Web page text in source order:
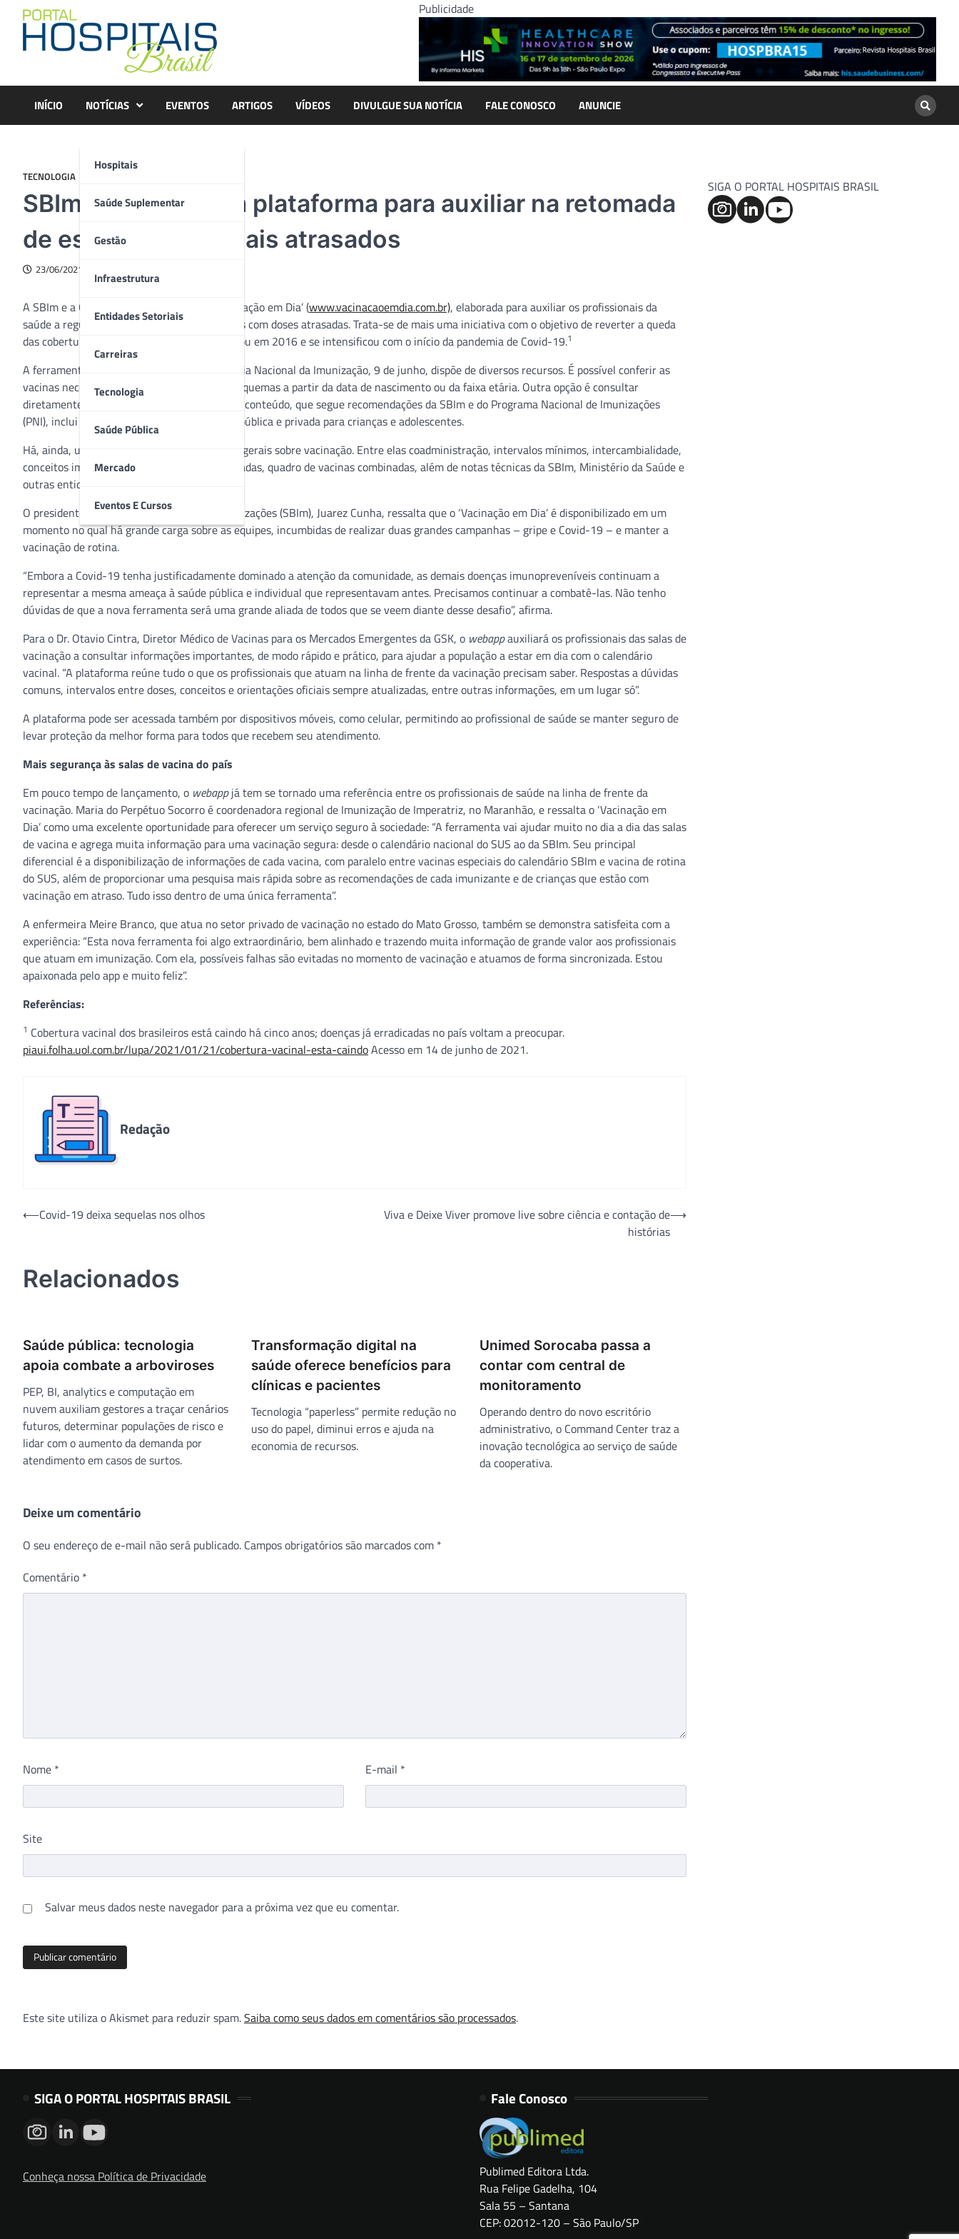
content
Publicidade
INÍCIO NOTÍCIAS
Hospitais
Saúde Suplementar
Gestão
Infraestrutura
Entidades Setoriais
Carreiras
Tecnologia
Saúde Pública
Mercado
Eventos E Cursos
EVENTOS ARTIGOS VÍDEOS DIVULGUE SUA NOTÍCIA FALE CONOSCO ANUNCIE
TECNOLOGIA
SBIm e GSK lançam plataforma para auxiliar na retomada
de esquemas vacinais atrasados
23/06/2021
A SBIm e a GSK lançaram a plataforma ‘Vacinação em Dia’ (www.vacinacaoemdia.com.br), elaborada para auxiliar os profissionais da
saúde a regularizarem a caderneta de pessoas com doses atrasadas. Trata-se de mais uma iniciativa com o objetivo de reverter a queda
das coberturas vacinais no Brasil, que começou em 2016 e se intensificou com o início da pandemia de Covid-19.1
A ferramenta, lançada em comemoração ao Dia Nacional da Imunização, 9 de junho, dispõe de diversos recursos. É possível conferir as
vacinas necessárias e orientações sobre os esquemas a partir da data de nascimento ou da faixa etária. Outra opção é consultar
diretamente pelo nome da vacina desejada. O conteúdo, que segue recomendações da SBIm e do Programa Nacional de Imunizações
(PNI), inclui as vacinas disponíveis nas redes pública e privada para crianças e adolescentes.
Há, ainda, uma seção que reúne informações gerais sobre vacinação. Entre elas coadministração, intervalos mínimos, intercambialidade,
conceitos importantes, vacinas vivas x atenuadas, quadro de vacinas combinadas, além de notas técnicas da SBIm, Ministério da Saúde e
outras entidades.
O presidente da Sociedade Brasileira de Imunizações (SBIm), Juarez Cunha, ressalta que o ‘Vacinação em Dia’ é disponibilizado em um
momento no qual há grande carga sobre as equipes, incumbidas de realizar duas grandes campanhas – gripe e Covid-19 – e manter a
vacinação de rotina.
“Embora a Covid-19 tenha justificadamente dominado a atenção da comunidade, as demais doenças imunopreveníveis continuam a
representar a mesma ameaça à saúde pública e individual que representavam antes. Precisamos continuar a combatê-las. Não tenho
dúvidas de que a nova ferramenta será uma grande aliada de todos que se veem diante desse desafio”, afirma.
Para o Dr. Otavio Cintra, Diretor Médico de Vacinas para os Mercados Emergentes da GSK, o webappauxiliará os profissionais das salas de
vacinação a consultar informações importantes, de modo rápido e prático, para ajudar a população a estar em dia com o calendário
vacinal. “A plataforma reúne tudo o que os profissionais que atuam na linha de frente da vacinação precisam saber. Respostas a dúvidas
comuns, intervalos entre doses, conceitos e orientações oficiais sempre atualizadas, entre outras informações, em um lugar só”.
A plataforma pode ser acessada também por dispositivos móveis, como celular, permitindo ao profissional de saúde se manter seguro de
levar proteção da melhor forma para todos que recebem seu atendimento.
Mais segurança às salas de vacina do país
Em pouco tempo de lançamento, o webappjá tem se tornado uma referência entre os profissionais de saúde na linha de frente da
vacinação. Maria do Perpétuo Socorro é coordenadora regional de Imunização de Imperatriz, no Maranhão, e ressalta o ‘Vacinação em
Dia’ como uma excelente oportunidade para oferecer um serviço seguro à sociedade: “A ferramenta vai ajudar muito no dia a dia das salas
de vacina e agrega muita informação para uma vacinação segura: desde o calendário nacional do SUS ao da SBIm. Seu principal
diferencial é a disponibilização de informações de cada vacina, com paralelo entre vacinas especiais do calendário SBIm e vacina de rotina
do SUS, além de proporcionar uma pesquisa mais rápida sobre as recomendações de cada imunizante e de crianças que estão com
vacinação em atraso. Tudo isso dentro de uma única ferramenta”.
A enfermeira Meire Branco, que atua no setor privado de vacinação no estado do Mato Grosso, também se demonstra satisfeita com a
experiência: “Esta nova ferramenta foi algo extraordinário, bem alinhado e trazendo muita informação de grande valor aos profissionais
que atuam em imunização. Com ela, possíveis falhas são evitadas no momento de vacinação e atuamos de forma sincronizada. Estou
apaixonada pelo app e muito feliz”.
Referências:
1 Cobertura vacinal dos brasileiros está caindo há cinco anos; doenças já erradicadas no país voltam a preocupar.
piaui.folha.uol.com.br/lupa/2021/01/21/cobertura-vacinal-esta-caindoAcesso em 14 de junho de 2021.
Redação
Navegação
⟵Covid-19 deixa sequelas nos olhos
Viva e Deixe Viver promove live sobre ciência e contação de
histórias
⟶
Relacionados
Saúde pública: tecnologia
apoia combate a arboviroses
PEP, BI, analytics e computação em
nuvem auxiliam gestores a traçar cenários
futuros, determinar populações de risco e
lidar com o aumento da demanda por
atendimento em casos de surtos.
Transformação digital na
saúde oferece benefícios para
clínicas e pacientes
Tecnologia “paperless” permite redução no
uso do papel, diminui erros e ajuda na
economia de recursos.
Unimed Sorocaba passa a
contar com central de
monitoramento
Operando dentro do novo escritório
administrativo, o Command Center traz a
inovação tecnológica ao serviço de saúde
da cooperativa.
Deixe um comentário
O seu endereço de e-mail não será publicado. Campos obrigatórios são marcados com *
Comentário *
Nome * E-mail *
Site
Salvar meus dados neste navegador para a próxima vez que eu comentar.
Este site utiliza o Akismet para reduzir spam.Saiba como seus dados em comentários são processados.
SIGA O PORTAL HOSPITAIS BRASIL
SIGA O PORTAL HOSPITAIS BRASIL
Conheça nossa Política de Privacidade
Fale Conosco
Publimed Editora Ltda.
Rua Felipe Gadelha, 104
Sala 55 – Santana
CEP: 02012-120 – São Paulo/SP